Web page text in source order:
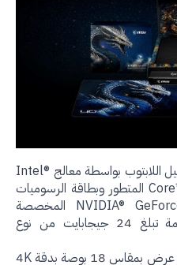
عتاد معالجة خارق: يتم تشغيل اللابتوب بواسطة معالج Intel®
Core™ Ultra 9 290HX Plus المتطور وبطاقة الرسوميات
الرائدة NVIDIA® GeForce RTX™ 5090 المخصصة
للابتوب بسعة ذاكرة ضخمة تبلغ 24 جيجابايت من نوع
شاشة عرض مذهلة: شاشة عرض بمقاس 18 بوصة بدقة 4K